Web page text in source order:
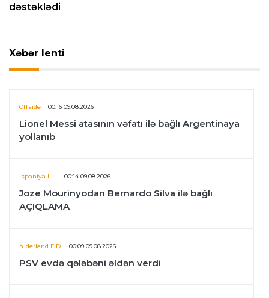
dəstəklədi
Xəbər lenti
Offside 00:16 09.08.2026
Lionel Messi atasının vəfatı ilə bağlı Argentinaya
yollanıb
İspaniya L.L. 00:14 09.08.2026
Joze Mourinyodan Bernardo Silva ilə bağlı
AÇIQLAMA
Niderland E.D. 00:09 09.08.2026
PSV evdə qələbəni əldən verdi